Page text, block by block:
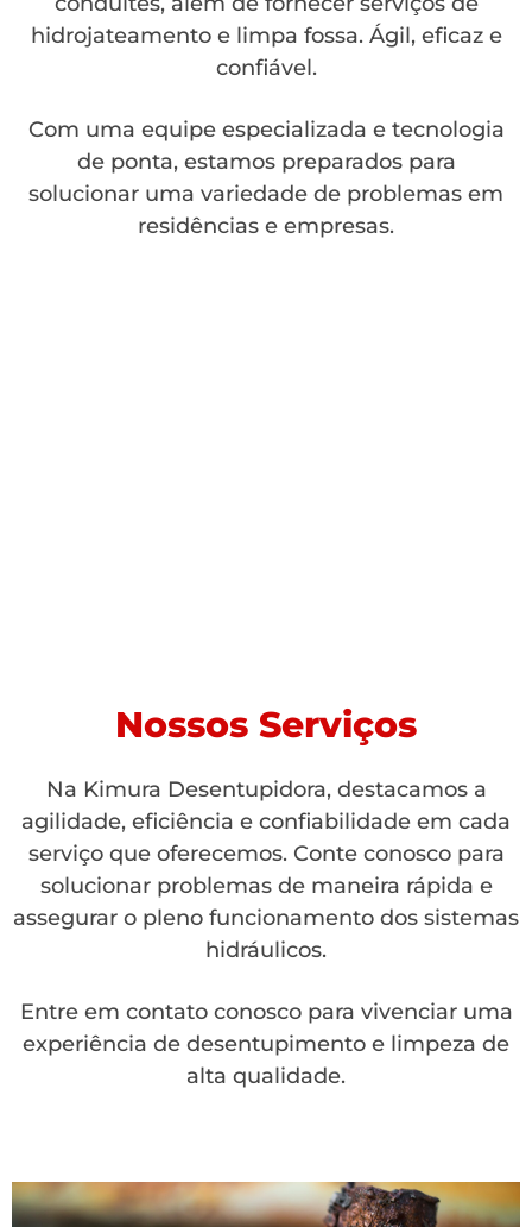
hidrojateamento e limpa fossa. Ágil, eficaz e
confiável.
Com uma equipe especializada e tecnologia
de ponta, estamos preparados para
solucionar uma variedade de problemas em
residências e empresas.
Nossos Serviços
Na Kimura Desentupidora, destacamos a
agilidade, eficiência e confiabilidade em cada
serviço que oferecemos. Conte conosco para
solucionar problemas de maneira rápida e
assegurar o pleno funcionamento dos sistemas
hidráulicos.
Entre em contato conosco para vivenciar uma
experiência de desentupimento e limpeza de
alta qualidade.